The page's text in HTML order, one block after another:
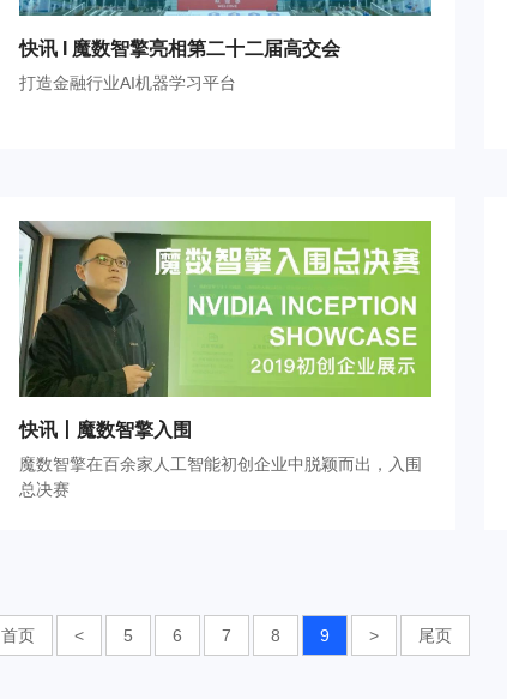
快讯 I 魔数智擎亮相第二十二届高交会
打造金融行业AI机器学习平台
快讯丨魔数智擎入围
魔数智擎在百余家人工智能初创企业中脱颖而出，入围
总决赛
首页 < 5 6 7 8 9 > 尾页